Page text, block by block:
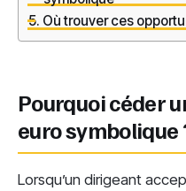
Où trouver ces
Pourquoi céder
euro symbolique
Lorsqu’un dirigeant